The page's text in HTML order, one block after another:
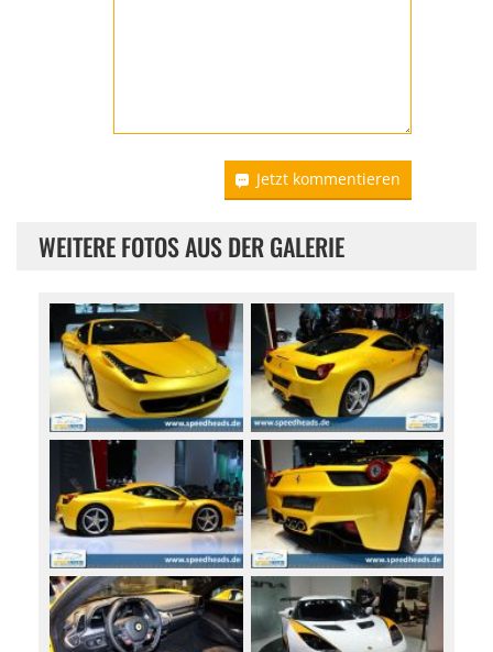
Jetzt kommentieren
WEITERE FOTOS AUS DER GALERIE